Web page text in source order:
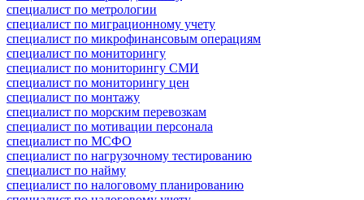
специалист по метрологии
специалист по миграционному учету
специалист по микрофинансовым операциям
специалист по мониторингу
специалист по мониторингу СМИ
специалист по мониторингу цен
специалист по монтажу
специалист по морским перевозкам
специалист по мотивации персонала
специалист по МСФО
специалист по нагрузочному тестированию
специалист по найму
специалист по налоговому планированию